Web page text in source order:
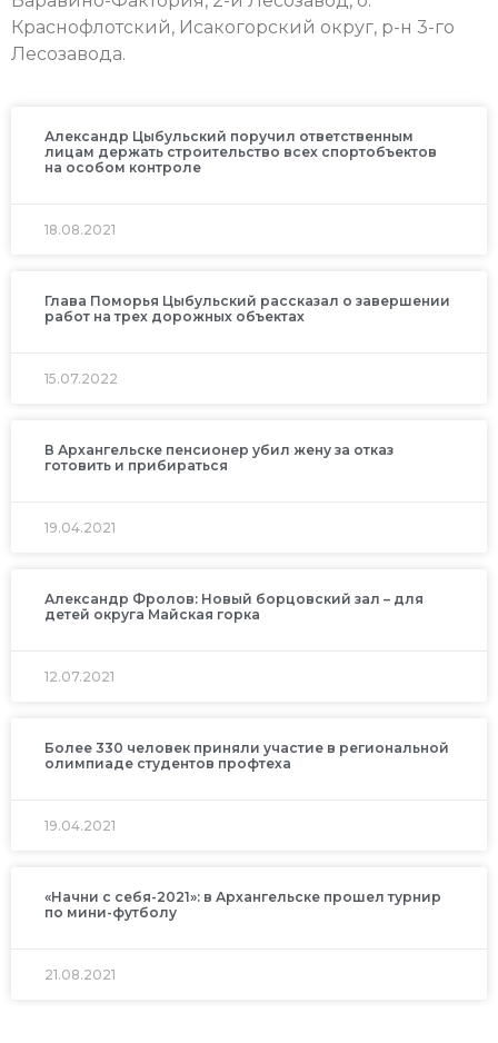
Краснофлотский, Исакогорский округ, р-н 3-го
Лесозавода.
Александр Цыбульский поручил ответственным
лицам держать строительство всех спортобъектов
на особом контроле
18.08.2021
Глава Поморья Цыбульский рассказал о завершении
работ на трех дорожных объектах
15.07.2022
В Архангельске пенсионер убил жену за отказ
готовить и прибираться
19.04.2021
Александр Фролов: Новый борцовский зал – для
детей округа Майская горка
12.07.2021
Более 330 человек приняли участие в региональной
олимпиаде студентов профтеха
19.04.2021
«Начни с себя-2021»: в Архангельске прошел турнир
по мини-футболу
21.08.2021